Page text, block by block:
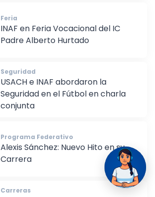
Feria
INAF en Feria Vocacional del IC
Seguridad
USACH e INAF abordaron la
Seguridad en el Fútbol en charla
conjunta
Programa Federativo
Alexis Sánchez: Nuevo Hito en su